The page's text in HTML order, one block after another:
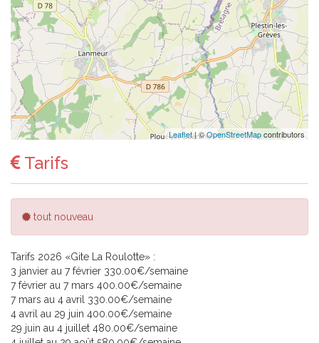
Leaflet| ©OpenStreetMapcontributors
Tarifs
tout nouveau
Tarifs 2026 «Gite La Roulotte» :
3 janvier au 7 février 330.00€/semaine
7 février au 7 mars 400.00€/semaine
7 mars au 4 avril 330.00€/semaine
4 avril au 29 juin 400.00€/semaine
29 juin au 4 juillet 480.00€/semaine